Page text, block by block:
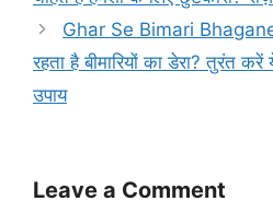
Ghar Se Bimari
रहता है बीमारियों का डेरा? तुरंत
उपाय
Leave a Comment